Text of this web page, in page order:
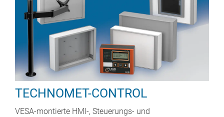
TECHNOMET-CONTROL
VESA-montierte HMI-, Steuerungs- und